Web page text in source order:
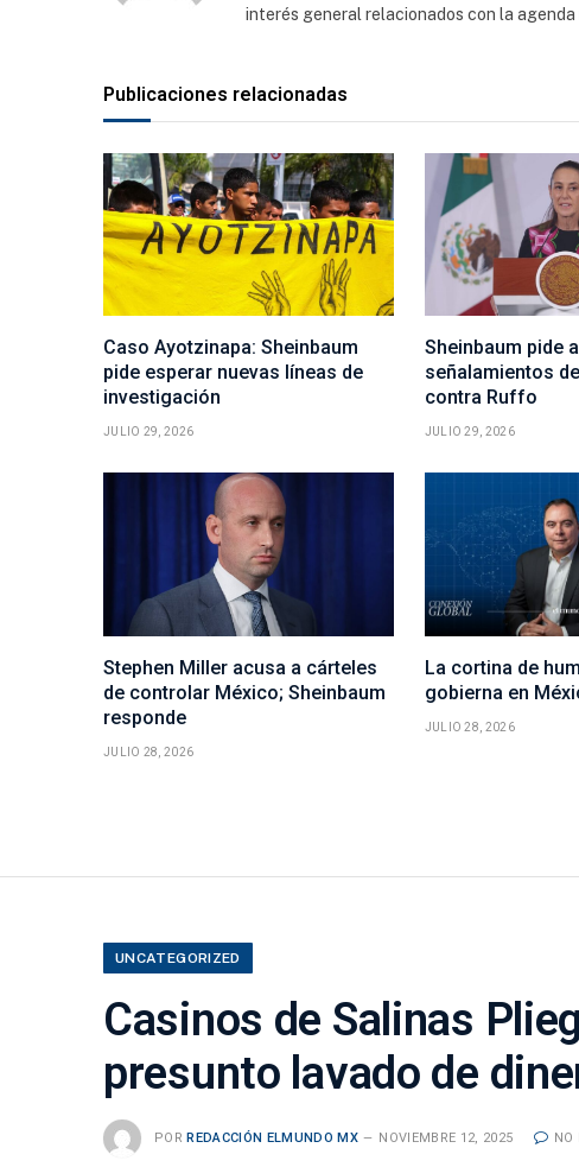
interés general relacionados con la
Publicaciones relacionadas
Caso Ayotzinapa: Sheinbaum
pide esperar nuevas líneas de
investigación
JULIO 29, 2026
Sheinbaum pide
señalamientos
contra Ruffo
JULIO 29, 2026
Stephen Miller acusa a cárteles
de controlar México; Sheinbaum
responde
JULIO 28, 2026
La cortina de
gobierna en
JULIO 28, 2026
UNCATEGORIZED
Casinos de Salinas
presunto lavado de
POR REDACCIÓN ELMUNDO MX NOVIEMBRE 12, 2025 NO